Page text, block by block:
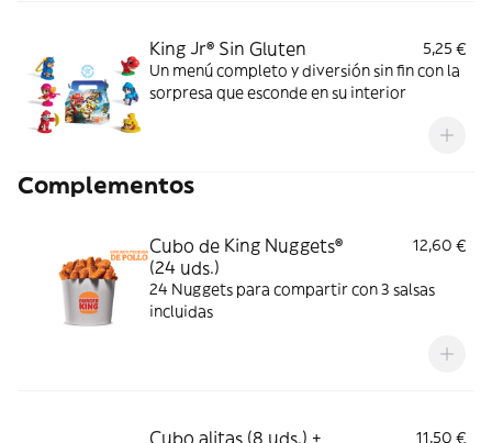
King Jr® Sin Gluten
5,25 €
Un menú completo y diversión sin fin con la
sorpresa que esconde en su interior
Complementos
Cubo de King Nuggets®
(24 uds.)
12,60 €
24 Nuggets para compartir con 3 salsas
incluidas
Cubo alitas (8 uds.) +
11,50 €